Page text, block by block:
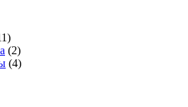
(2)
(4)